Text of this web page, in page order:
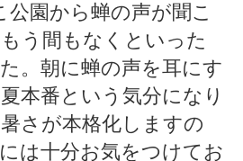
公園から蝉の声が聞こ
う間もなくといった
。朝に蝉の声を耳にす
本番という気分になり
さが本格化しますの
は十分お気をつけてお